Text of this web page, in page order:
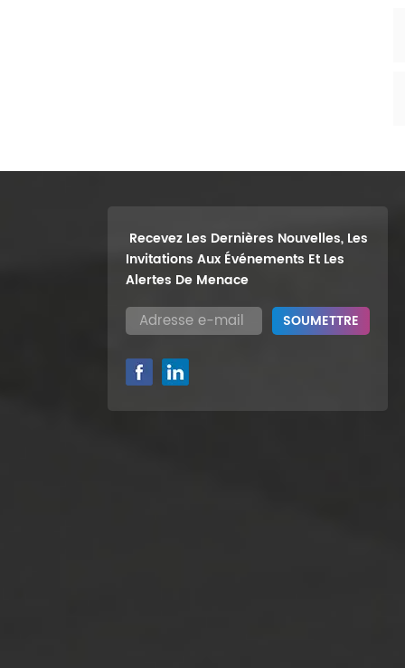
Recevez Les Dernières Nouvelles, Les
Invitations Aux Événements Et Les
Alertes De Menace